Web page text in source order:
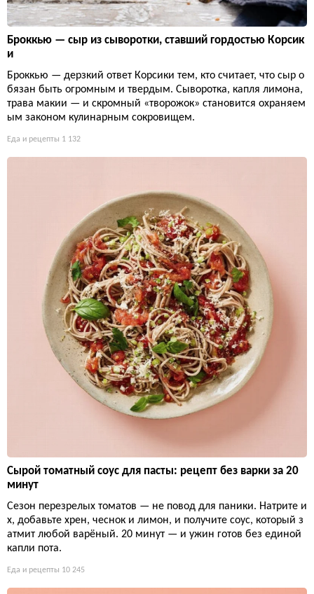
Броккью — сыр из сыворотки, ставший гордостью Корсик
и
Броккью — дерзкий ответ Корсики тем, кто считает, что сыр о
бязан быть огромным и твердым. Сыворотка, капля лимона,
трава макии — и скромный «творожок» становится охраняем
ым законом кулинарным сокровищем.
Еда и рецепты 1 132
Сырой томатный соус для пасты: рецепт без варки за 20
минут
Сезон перезрелых томатов — не повод для паники. Натрите и
х, добавьте хрен, чеснок и лимон, и получите соус, который з
атмит любой варёный. 20 минут — и ужин готов без единой
капли пота.
Еда и рецепты 10 245